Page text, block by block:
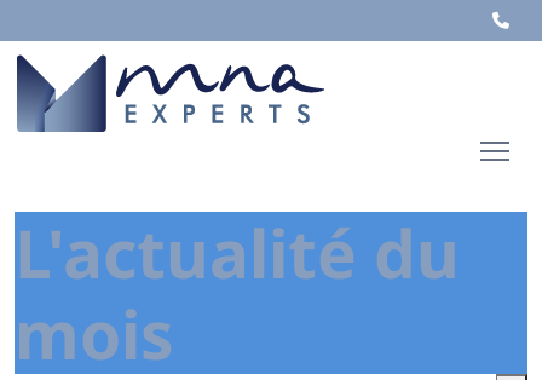
L'actualité du
mois